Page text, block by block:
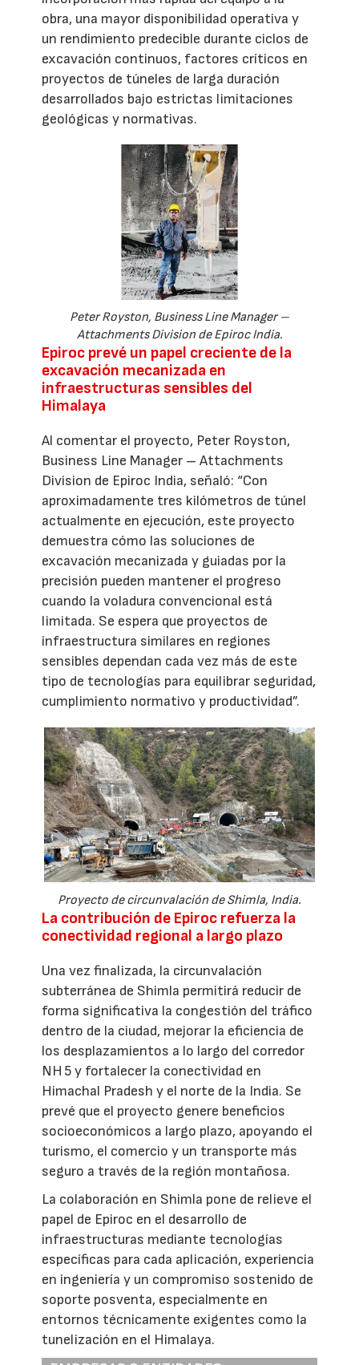
obra, una mayor disponibilidad operativa y
un rendimiento predecible durante ciclos de
excavación continuos, factores críticos en
proyectos de túneles de larga duración
desarrollados bajo estrictas limitaciones
geológicas y normativas.
Peter Royston, Business Line Manager –
Attachments Division de Epiroc India.
Epiroc prevé un papel creciente de la
excavación mecanizada en
infraestructuras sensibles del
Himalaya
Al comentar el proyecto, Peter Royston,
Business Line Manager – Attachments
Division de Epiroc India, señaló: “Con
aproximadamente tres kilómetros de túnel
actualmente en ejecución, este proyecto
demuestra cómo las soluciones de
excavación mecanizada y guiadas por la
precisión pueden mantener el progreso
cuando la voladura convencional está
limitada. Se espera que proyectos de
infraestructura similares en regiones
sensibles dependan cada vez más de este
tipo de tecnologías para equilibrar seguridad,
cumplimiento normativo y productividad”.
Proyecto de circunvalación de Shimla, India.
La contribución de Epiroc refuerza la
conectividad regional a largo plazo
Una vez finalizada, la circunvalación
subterránea de Shimla permitirá reducir de
forma significativa la congestión del tráfico
dentro de la ciudad, mejorar la eficiencia de
los desplazamientos a lo largo del corredor
NH 5 y fortalecer la conectividad en
Himachal Pradesh y el norte de la India. Se
prevé que el proyecto genere beneficios
socioeconómicos a largo plazo, apoyando el
turismo, el comercio y un transporte más
seguro a través de la región montañosa.
La colaboración en Shimla pone de relieve el
papel de Epiroc en el desarrollo de
infraestructuras mediante tecnologías
específicas para cada aplicación, experiencia
en ingeniería y un compromiso sostenido de
soporte posventa, especialmente en
entornos técnicamente exigentes como la
tunelización en el Himalaya.